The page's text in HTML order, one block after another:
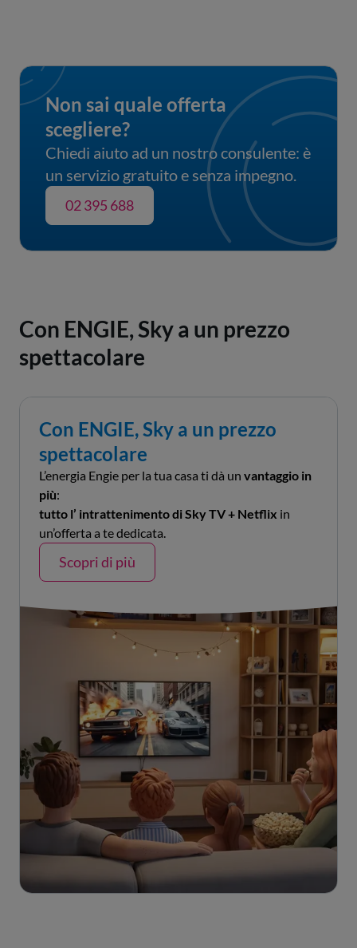
Non sai quale offerta
scegliere?
Chiedi aiuto ad un nostro consulente: è
un servizio gratuito e senza impegno.
02 395 688
Con ENGIE, Sky a un prezzo
spettacolare
Con ENGIE, Sky a un prezzo
spettacolare
L’energia Engie per la tua casa ti dà un vantaggio in
più:
tutto l’ intrattenimento di Sky TV + Netflix in
un’offerta a te dedicata.
Scopri di più